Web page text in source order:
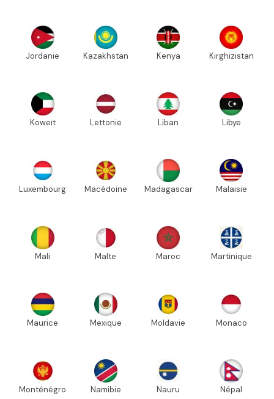
Jordanie Kazakhstan Kenya Kirghizistan
Koweït Lettonie Liban Libye
Luxembourg Macédoine Madagascar Malaisie
Mali Malte Maroc Martinique
Maurice Mexique Moldavie Monaco
Monténégro Namibie Nauru Népal